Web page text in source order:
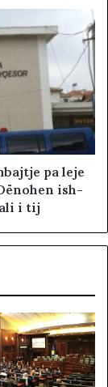
pa leje
ish-
i tij